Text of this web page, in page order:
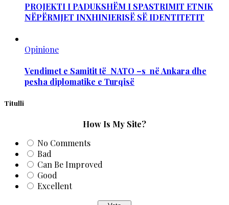
PROJEKTI I PADUKSHËM I SPASTRIMIT ETNIK
NËPËRMJET INXHINIERISË SË IDENTITETIT
Opinione
Vendimet e Samitit të NATO –s në Ankara dhe
pesha diplomatike e Turqisë
Titulli
How Is My Site?
No Comments
Bad
Can Be Improved
Good
Excellent